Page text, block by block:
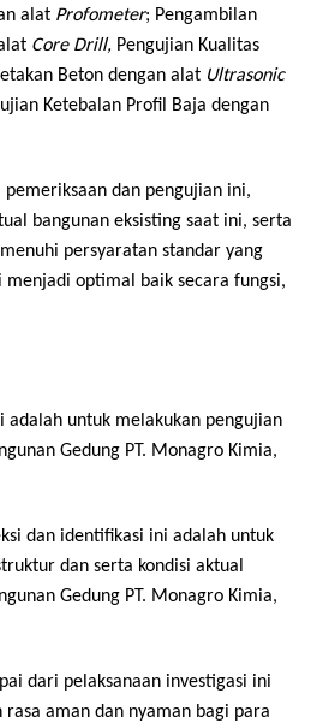
alat Profometer; Pengambilan
Core Drill, Pengujian Kualitas
Beton dengan alat Ultrasonic
Ketebalan Profil Baja dengan
pemeriksaan dan pengujian ini,
bangunan eksisting saat ini, serta
persyaratan standar yang
menjadi optimal baik secara fungsi,
adalah untuk melakukan pengujian
Gedung PT. Monagro Kimia,
dan identifikasi ini adalah untuk
dan serta kondisi aktual
Gedung PT. Monagro Kimia,
dari pelaksanaan investigasi ini
aman dan nyaman bagi para